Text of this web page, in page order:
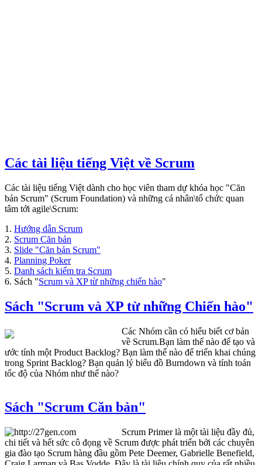
Các tài liệu tiếng Việt về Scrum
Các tài liệu tiếng Việt dành cho học viên tham dự khóa học "Căn
bản Scrum" (Scrum Foundation) và những cá nhân\tổ chức quan
tâm tới agile\Scrum:
1. Hướng dẫn Scrum
2. Scrum Căn bản
3. Slide "Căn bản Scrum"
4. Planning Poker
5. Danh sách kiểm tra Scrum
6. Sách "Scrum và XP từ những chiến hào"
Sách "Scrum và XP từ những Chiến hào"
Các Nhóm cần có hiểu biết cơ bản
về Scrum.Bạn làm thế nào để tạo và
ước tính một Product Backlog? Bạn làm thế nào để triển khai chúng
trong Sprint Backlog? Bạn quản lý biểu đồ Burndown và tính toán
tốc độ của Nhóm như thế nào?
Sách "Scrum Căn bản"
Scrum Primer là một tài liệu đầy đủ,
chi tiết và hết sức cô đọng về Scrum được phát triển bởi các chuyên
gia đào tạo Scrum hàng đầu gồm Pete Deemer, Gabrielle Benefield,